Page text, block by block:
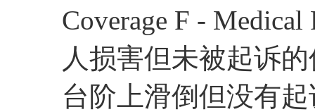
Coverage F -
人损害但未被起诉
台阶上滑倒但没有